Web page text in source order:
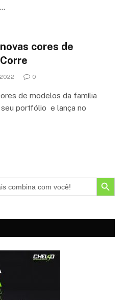
cores de
0
de modelos da família
seu portfólio e lança no
SEARCH BUTTON